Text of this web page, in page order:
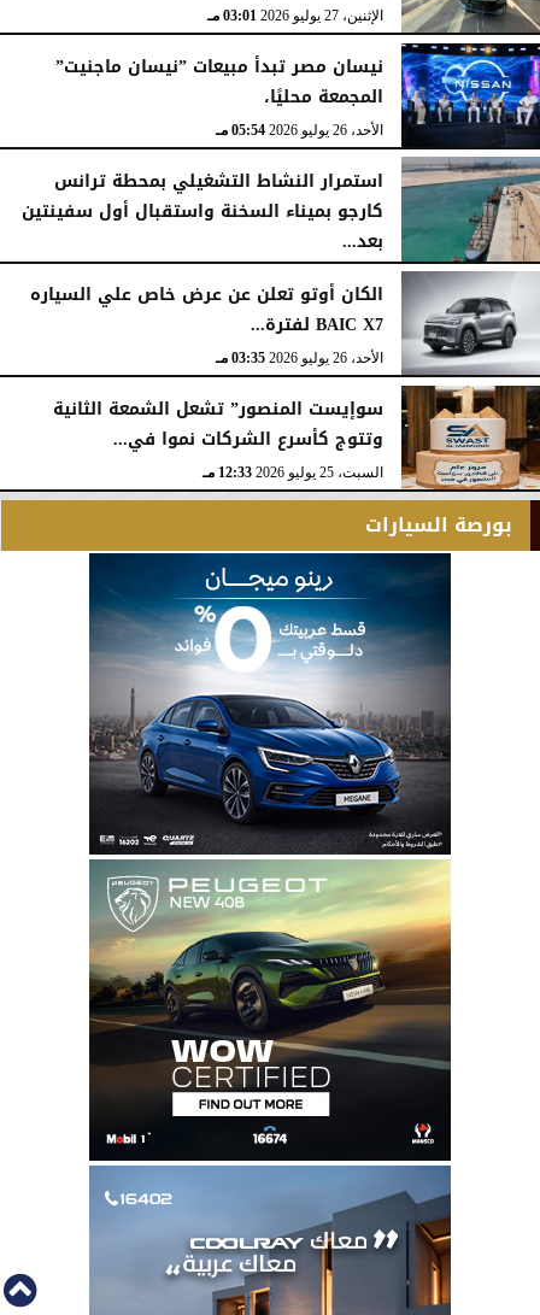
الإثنين، 27 يوليو 2026 03:01 مـ
نيسان مصر تبدأ مبيعات ”نيسان ماجنيت”
المجمعة محليًا،
الأحد، 26 يوليو 2026 05:54 مـ
استمرار النشاط التشغيلي بمحطة ترانس
كارجو بميناء السخنة واستقبال أول سفينتين
بعد...
الأحد، 26 يوليو 2026 05:52 مـ
الكان أوتو تعلن عن عرض خاص علي السياره
BAIC X7 لفترة...
الأحد، 26 يوليو 2026 03:35 مـ
سوإيست المنصور” تشعل الشمعة الثانية
وتتوج كأسرع الشركات نموا في...
السبت، 25 يوليو 2026 12:33 مـ
بورصة السيارات